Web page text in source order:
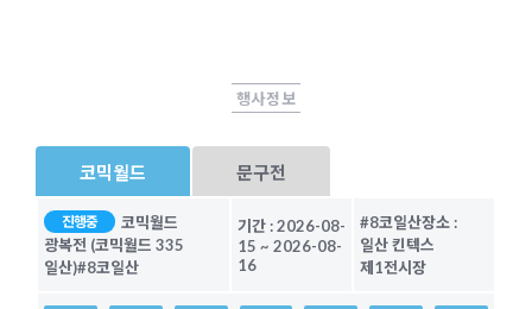
행사정보
코믹월드 문구전
진행중
코믹월드
광복전 (코믹월드 335
일산)#8코일산
기간 :2026-08-
15 ~ 2026-08-
16
#8코일산장소 :
일산 킨텍스
제1전시장